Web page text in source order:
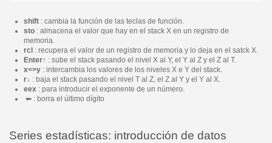
shift : cambia la función de las teclas de función.
sto : almacena el valor que hay en el stack X en un registro de
memoria.
rcl : recupera el valor de un registro de memoria y lo deja en el satck X.
Enter↑ : sube el stack pasando el nivel X al Y, el Y al Z y el Z al T.
x<>y : intercambia los valores de los niveles X e Y del stack.
r↓ : baja el stack pasando el nivel T al Z, el Z al Y y el Y al X.
eex : para introducir el exponente de un número.
⬅︎ : borra el último dígito
Series estadísticas: introducción de datos